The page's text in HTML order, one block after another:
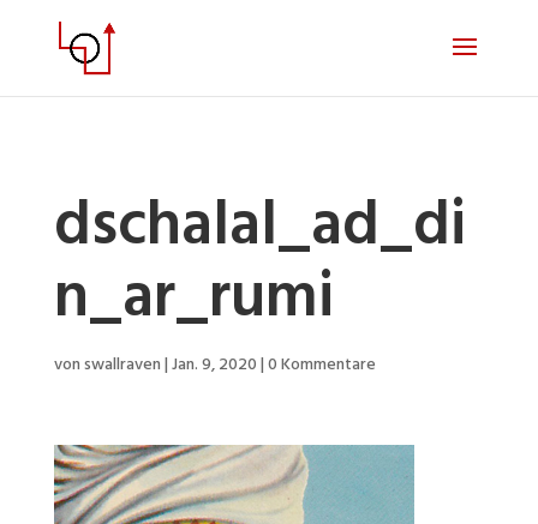
dschalal_ad_di
n_ar_rumi
vonswallraven|Jan. 9, 2020|0 Kommentare